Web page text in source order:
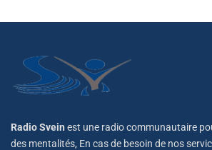
Radio Svein est une radio communautaire
des mentalités, En cas de besoin de nos